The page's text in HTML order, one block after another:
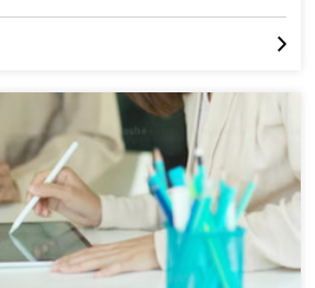
日 课程报名中 抢课